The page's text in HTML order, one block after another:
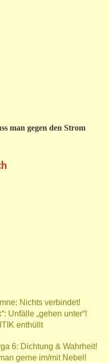
man gegen den Strom
Nichts verbindet!
Unfälle „gehen unter“!
enthüllt
6: Dichtung & Wahrheit!
gerne im/mit Nebel!